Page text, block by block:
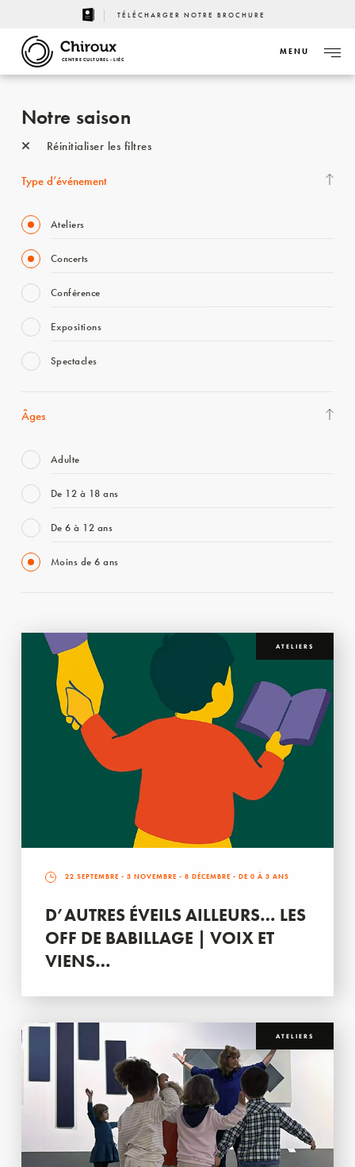
TÉLÉCHARGER NOTRE BROCHURE
CENTRE CULTUREL - LIÈGE
MENU
Notre saison
Réinitialiser les filtres
Type d’événement
Ateliers
Concerts
Conférence
Expositions
Spectacles
Âges
Adulte
De 12 à 18 ans
De 6 à 12 ans
Moins de 6 ans
ATELIERS
22 SEPTEMBRE - 3 NOVEMBRE - 8 DÉCEMBRE - DE 0 À 3 ANS
D’AUTRES ÉVEILS AILLEURS… LES
OFF DE BABILLAGE | VOIX ET
VIENS…
ATELIERS